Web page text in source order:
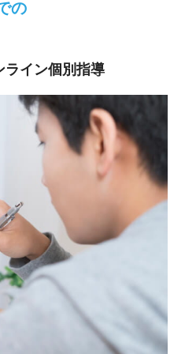
の
ライン個別指導